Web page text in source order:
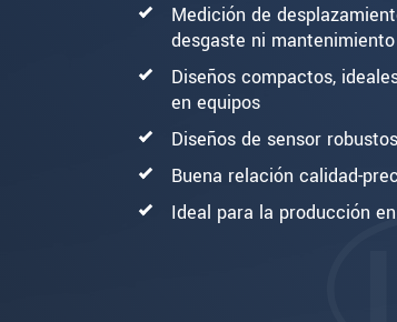
Medición de
desgaste ni mantenimiento
Diseños compactos,
en equipos
Diseños de sensor
Buena relación calidad-
Ideal para la producción